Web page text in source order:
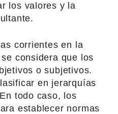
los valores y la
corrientes en la
considera que los
o subjetivos.
en jerarquías
todo caso, los
establecer normas